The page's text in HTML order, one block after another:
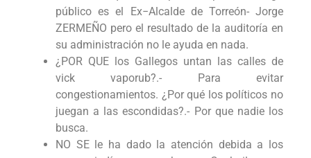
público es el Ex−Alcalde de Torreón- Jorge
ZERMEÑO pero el resultado de la auditoría en
su administración no le ayuda en nada.
¿POR QUE los Gallegos untan las calles de
vick vaporub?.- Para evitar
congestionamientos. ¿Por qué los políticos no
juegan a las escondidas?.- Por que nadie los
busca.
NO SE le ha dado la atención debida a los